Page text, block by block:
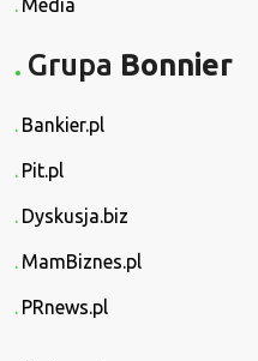
Media
Grupa Bonnier
Bankier.pl
Pit.pl
Dyskusja.biz
MamBiznes.pl
PRnews.pl